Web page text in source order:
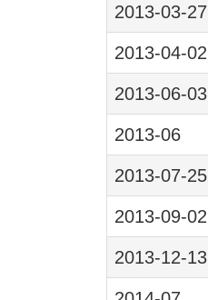
2013-03-27
2013-04-02
2013-06-03
2013-06
2013-07-25
2013-09-02
2013-12-13